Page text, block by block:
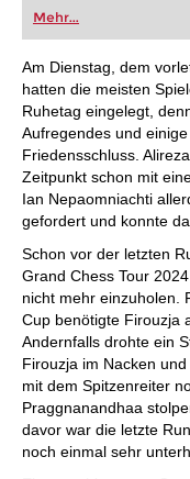
oder bereits auf
FRITZ trainieren Sie
individueller als je zuvor.
Mehr...
Am Dienstag, dem
hatten die meisten
Ruhetag eingelegt,
Aufregendes und
Friedensschluss.
Zeitpunkt schon mit
Ian Nepaomniachti
gefordert und konnte
Schon vor der letzten
Grand Chess Tour
nicht mehr einzuholen.
Cup benötigte Firouzja
Andernfalls drohte ein
Firouzja im Nacken
mit dem Spitzenreiter
Praggnanandhaa
davor war die letzte
noch einmal sehr